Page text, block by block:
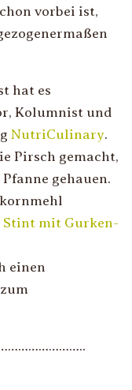
vorbei ist,
hat es
Kolumnist und
NutriCulinary.
Pirsch gemacht,
gehauen.
Stint mit Gurken-
einen